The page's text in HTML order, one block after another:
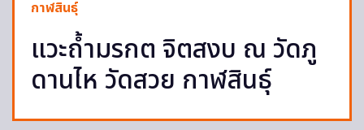
กาฬสินธุ์
แวะถ้ำมรกต จิตสงบ ณ วัดภู
ดานไห วัดสวย กาฬสินธุ์